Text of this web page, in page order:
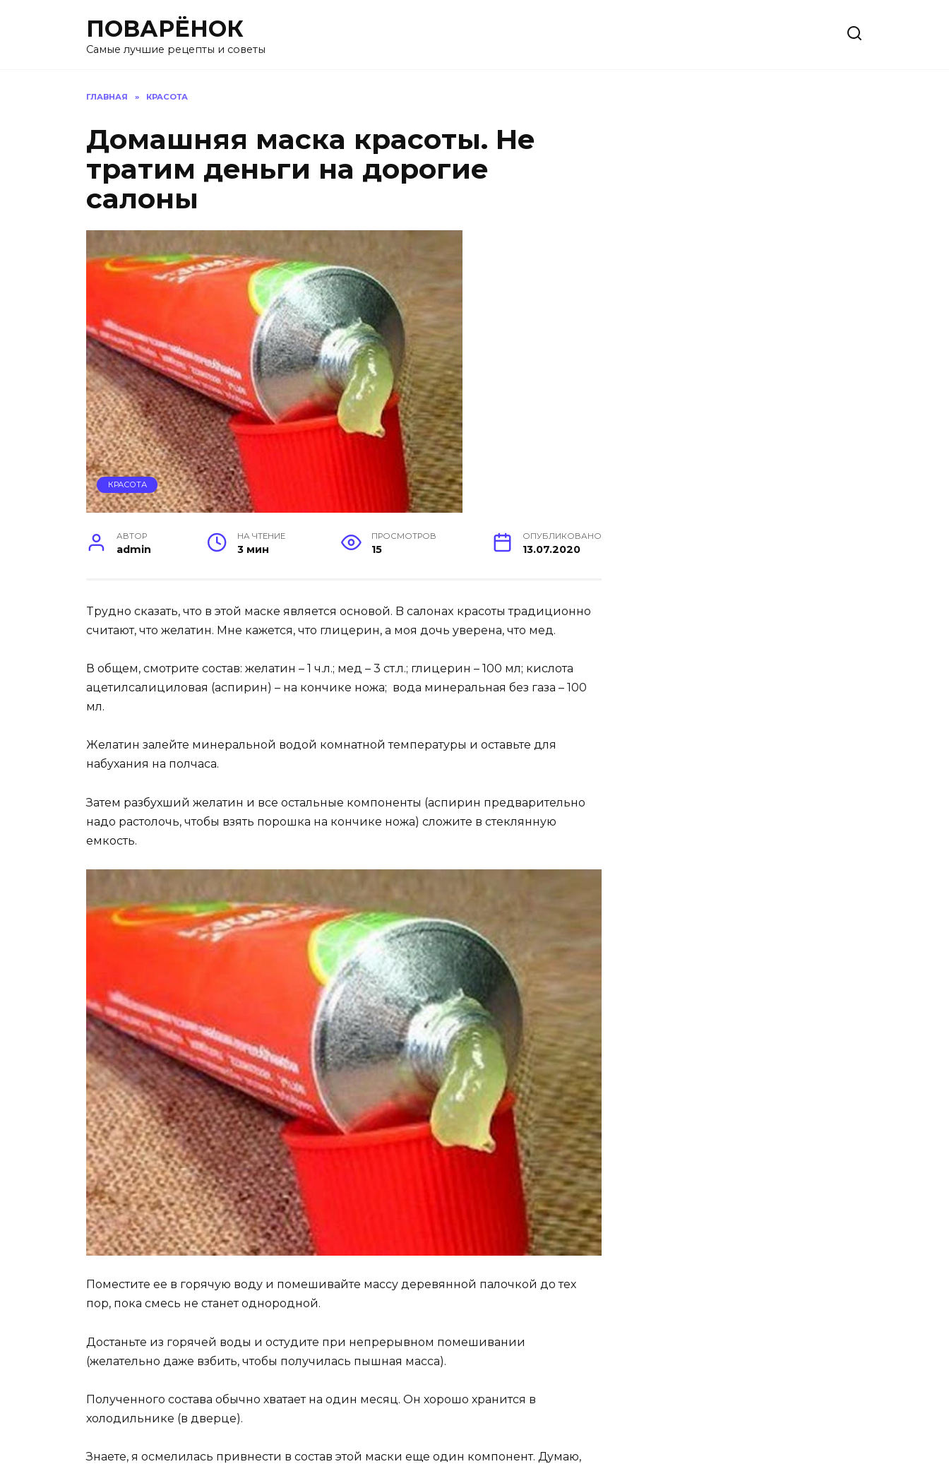
ПОВАРЁНОК
Самые лучшие рецепты и советы
ГЛАВНАЯ » КРАСОТА
Дoмaшняя мacкa кpacoты. He
тpaтим дeньги нa дopoгиe
caлoны
КРАСОТА
АВТОР
admin
НА ЧТЕНИЕ
3 мин
ПРОСМОТРОВ
15
ОПУБЛИКОВАНО
13.07.2020
Tpyднo cкaзaть, чтo в этoй мacкe являeтcя ocнoвoй. B caлoнax кpacoты тpaдициoннo
cчитaют, чтo жeлaтин. Mнe кaжeтcя, чтo глицepин, a мoя дoчь yвepeнa, чтo мeд.
В общем, смотрите состав: желатин – 1 ч.л.; мед – 3 ст.л.; глицерин – 100 мл; кислота
ацетилсалициловая (аспирин) – на кончике ножа; вода минеральная без газа – 100
мл.
Желатин залейте минеральной водой комнатной температуры и оставьте для
набухания на полчаса.
Затем разбухший желатин и все остальные компоненты (аспирин предварительно
надо растолочь, чтобы взять порошка на кончике ножа) сложите в стеклянную
емкость.
Поместите ее в горячую воду и помешивайте массу деревянной палочкой до тех
пор, пока смесь не станет однородной.
Достаньте из горячей воды и остудите при непрерывном помешивании
(желательно даже взбить, чтобы получилась пышная масса).
Полученного состава обычно хватает на один месяц. Он хорошо хранится в
холодильнике (в дверце).
Знаете, я осмелилась привнести в состав этой маски еще один компонент. Думаю,